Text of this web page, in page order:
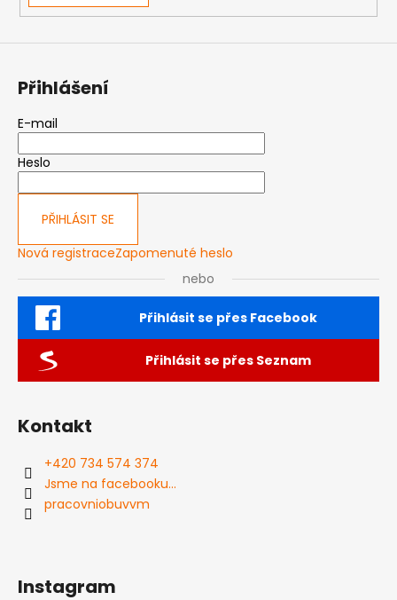
Přihlášení
E-mail
Heslo
PŘIHLÁSIT SE
Nová registraceZapomenuté heslo
nebo
Přihlásit se přes Facebook
Přihlásit se přes Seznam
Kontakt
+420 734 574 374
Jsme na facebooku...
pracovniobuvvm
Instagram